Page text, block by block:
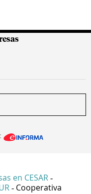
en CESAR -
- Cooperativa